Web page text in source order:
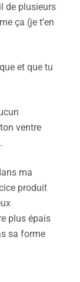
de plusieurs
ça (je t’en
et que tu
ventre
ma
produit
plus épais
sa forme